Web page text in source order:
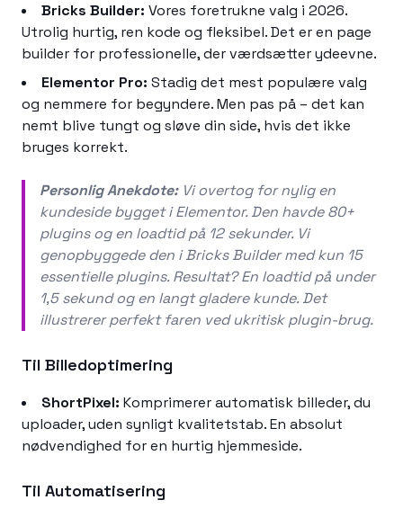
Bricks Builder: Vores foretrukne valg i 2026.
Utrolig hurtig, ren kode og fleksibel. Det er en page
builder for professionelle, der værdsætter ydeevne.
Elementor Pro: Stadig det mest populære valg
og nemmere for begyndere. Men pas på – det kan
nemt blive tungt og sløve din side, hvis det ikke
bruges korrekt.
Personlig Anekdote:Vi overtog for nylig en
kundeside bygget i Elementor. Den havde 80+
plugins og en loadtid på 12 sekunder. Vi
genopbyggede den i Bricks Builder med kun 15
essentielle plugins. Resultat? En loadtid på under
1,5 sekund og en langt gladere kunde. Det
illustrerer perfekt faren ved ukritisk plugin-brug.
Til Billedoptimering
ShortPixel: Komprimerer automatisk billeder, du
uploader, uden synligt kvalitetstab. En absolut
nødvendighed for en hurtig hjemmeside.
Til Automatisering